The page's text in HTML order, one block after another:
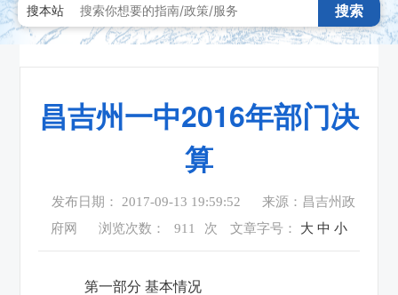
搜本站 搜索
昌吉州一中2016年部门决
算
发布日期： 2017-09-13 19:59:52
来源：昌吉州政
府网
浏览次数： 911 次 文章字号： 大 中 小
第一部分 基本情况